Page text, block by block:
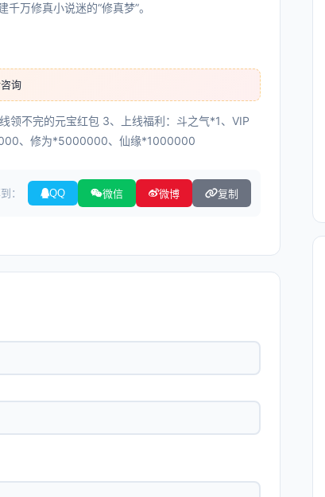
万修真小说迷的“修真梦”。
询
领不完的元宝红包 3、上线福利：斗之气*1、VIP
、修为*5000000、仙缘*1000000
： QQ 微信 微博 复制